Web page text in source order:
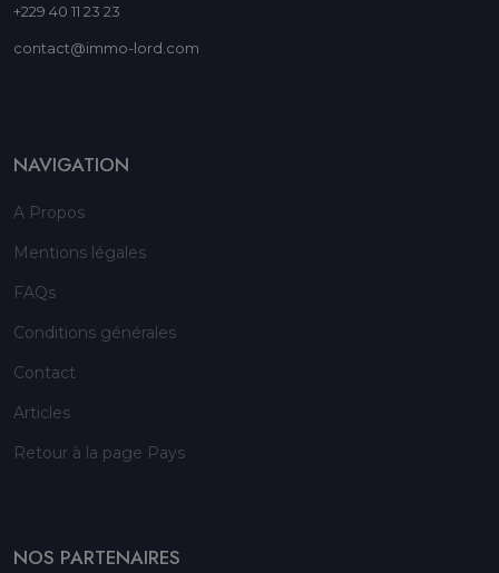
+229 40 11 23 23
contact@immo-lord.com
NAVIGATION
A Propos
Mentions légales
FAQs
Conditions générales
Contact
Articles
Retour à la page Pays
NOS PARTENAIRES